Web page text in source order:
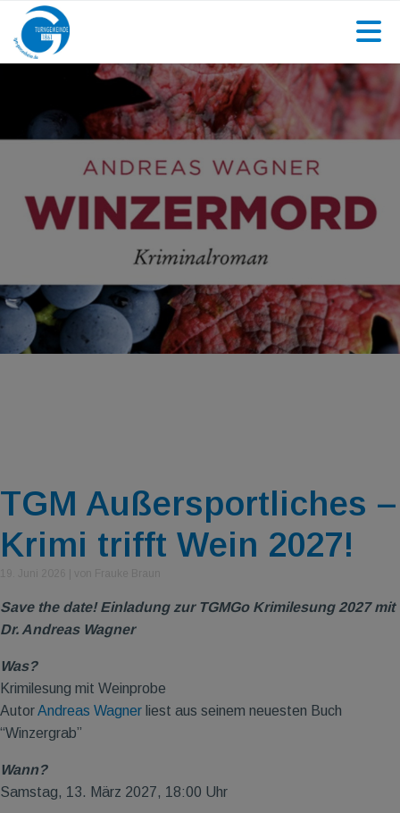
TGM Außersportliches –
Krimi trifft Wein 2027!
Save the date! Einladung zur TGMGo Krimilesung 2027 mit
Dr. Andreas Wagner
Was?
Krimilesung mit Weinprobe
AutorAndreas Wagner liest aus seinem neuesten Buch
“Winzergrab”
Wann?
Samstag, 13. März 2027, 18:00 Uhr